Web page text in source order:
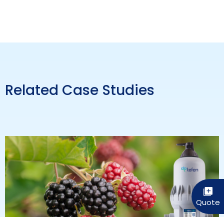
Related Case Studies